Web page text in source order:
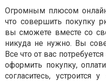
Огромным плюсом онлайн
что совершить покупку
вы сможете вместе со
никуда не нужно. Вы
Все что от вас
оформить покупку,
согласитесь, устроится